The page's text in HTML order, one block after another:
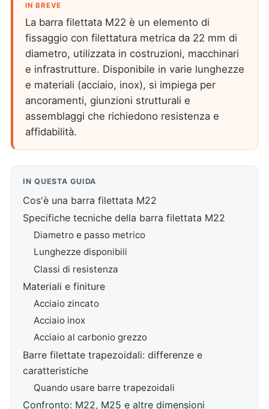
IN BREVE
La barra filettata M22 è un elemento di
fissaggio con filettatura metrica da 22 mm di
diametro, utilizzata in costruzioni, macchinari
e infrastrutture. Disponibile in varie lunghezze
e materiali (acciaio, inox), si impiega per
ancoramenti, giunzioni strutturali e
assemblaggi che richiedono resistenza e
affidabilità.
IN QUESTA GUIDA
Cos'è una barra filettata M22
Specifiche tecniche della barra filettata M22
Diametro e passo metrico
Lunghezze disponibili
Classi di resistenza
Materiali e finiture
Acciaio zincato
Acciaio inox
Acciaio al carbonio grezzo
Barre filettate trapezoidali: differenze e
caratteristiche
Quando usare barre trapezoidali
Confronto: M22, M25 e altre dimensioni